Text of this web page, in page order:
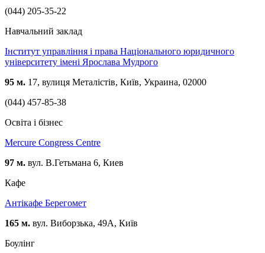
(044) 205-35-22
Навчальний заклад
Інститут управління і права Національного юридичного
університету імені Ярослава Мудрого
95 м. 17, вулиця Металістів, Київ, Украина, 02000
(044) 457-85-38
Освіта і бізнес
Mercure Congress Centre
97 м. вул. В.Гетьмана 6, Киев
Кафе
Антікафе Берегомет
165 м. вул. Виборзька, 49А, Київ
Боулінг